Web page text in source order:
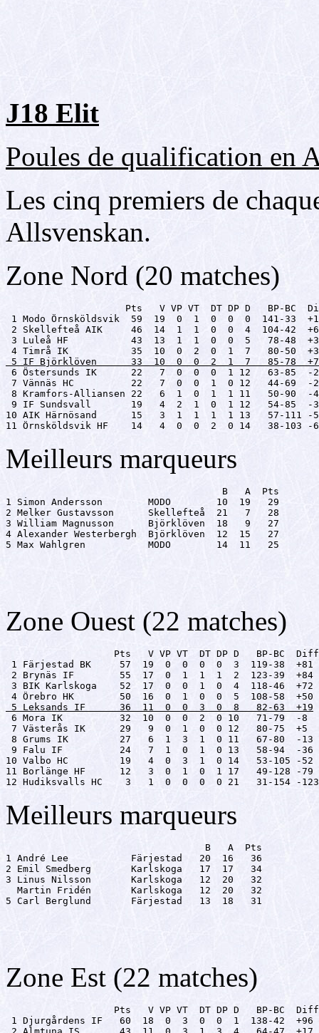
J18 Elit
Poules de qualification en
Les cinq premiers de
Allsvenskan.
Zone Nord (20 matches)
Pts   V VP VT  DT DP D   BP-BC
1 Modo Örnsköldsvik  59  19  0  1  0  0  0  141-33
2 Skellefteå AIK     46  14  1  1  0  0  4  104-42
3 Luleå HF           43  13  1  1  0  0  5   78-48
5 IF Björklöven      33  10  0  0  2  1  7   85-78  +7
6 Östersunds IK      22   7  0  0  0  1 12   63-85  -
7 Vännäs HC          22   7  0  0  1  0 12   44-69  -
8 Kramfors-Alliansen 22   6  1  0  1  1 11   50-90  -
9 IF Sundsvall       19   4  2  1  0  1 12   54-85  -
10 AIK Härnösand      15   3  1  1  1  1 13   57-111 -
11 Örnsköldsvik HF    14   4  0  0  2  0 14   38-103 -
Meilleurs marqueurs
                                      B   A  Pts
1 Simon Andersson        MODO        10  19   29
2 Melker Gustavsson      Skellefteå  21   7   28
3 William Magnusson      Björklöven  18   9   27
4 Alexander Westerbergh  Björklöven  12  15   27
5 Max Wahlgren           MODO        14  11   25
Zone Ouest (22 matches)
                   Pts   V VP VT  DT DP D   BP-BC  Diff
1 Färjestad BK     57  19  0  0  0  0  3  119-38  +81
2 Brynäs IF        55  17  0  1  1  1  2  123-39  +84
3 BIK Karlskoga    52  17  0  0  1  0  4  118-46  +72
5 Leksands IF      36  11  0  0  3  0  8   82-63  +19
6 Mora IK          32  10  0  0  2  0 10   71-79  -8
7 Västerås IK      29   9  0  1  0  0 12   80-75  +5
8 Grums IK         27   6  1  3  1  0 11   67-80  -13
9 Falu IF          24   7  1  0  1  0 13   58-94  -36
10 Valbo HC         19   4  0  3  1  0 14   53-105 -52
11 Borlänge HF      12   3  0  1  0  1 17   49-128 -79
12 Hudiksvalls HC    3   1  0  0  0  0 21   31-154 -123
Meilleurs marqueurs
                                   B   A  Pts
1 André Lee           Färjestad   20  16   36
2 Emil Smedberg       Karlskoga   17  17   34
3 Linus Nilsson       Karlskoga   12  20   32
  Martin Fridén       Karlskoga   12  20   32
5 Carl Berglund       Färjestad   13  18   31
Zone Est (22 matches)
                   Pts   V VP VT  DT DP D   BP-BC  Diff
1 Djurgårdens IF   60  18  0  3  0  0  1  138-42  +96